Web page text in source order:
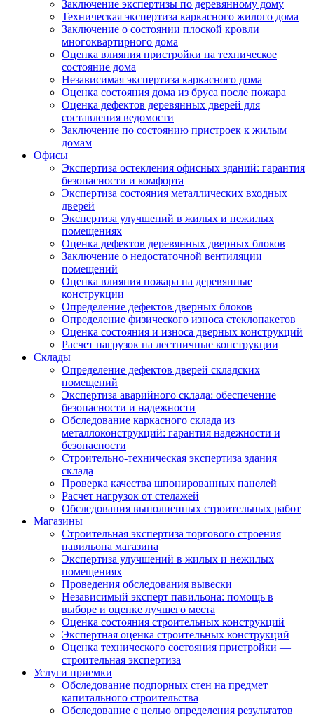
Заключение экспертизы по деревянному дому
Техническая экспертиза каркасного жилого дома
Заключение о состоянии плоской кровли
многоквартирного дома
Оценка влияния пристройки на техническое
состояние дома
Независимая экспертиза каркасного дома
Оценка состояния дома из бруса после пожара
Оценка дефектов деревянных дверей для
составления ведомости
Заключение по состоянию пристроек к жилым
домам
Офисы
Экспертиза остекления офисных зданий: гарантия
безопасности и комфорта
Экспертиза состояния металлических входных
дверей
Экспертиза улучшений в жилых и нежилых
помещениях
Оценка дефектов деревянных дверных блоков
Заключение о недостаточной вентиляции
помещений
Оценка влияния пожара на деревянные
конструкции
Определение дефектов дверных блоков
Определение физического износа стеклопакетов
Оценка состояния и износа дверных конструкций
Расчет нагрузок на лестничные конструкции
Склады
Определение дефектов дверей складских
помещений
Экспертиза аварийного склада: обеспечение
безопасности и надежности
Обследование каркасного склада из
металлоконструкций: гарантия надежности и
безопасности
Строительно-техническая экспертиза здания
склада
Проверка качества шпонированных панелей
Расчет нагрузок от стелажей
Обследования выполненных строительных работ
Магазины
Строительная экспертиза торгового строения
павильона магазина
Экспертиза улучшений в жилых и нежилых
помещениях
Проведения обследования вывески
Независимый эксперт павильона: помощь в
выборе и оценке лучшего места
Оценка состояния строительных конструкций
Экспертная оценка строительных конструкций
Оценка технического состояния пристройки —
строительная экспертиза
Услуги приемки
Обследование подпорных стен на предмет
капитального строительства
Обследование с целью определения результатов